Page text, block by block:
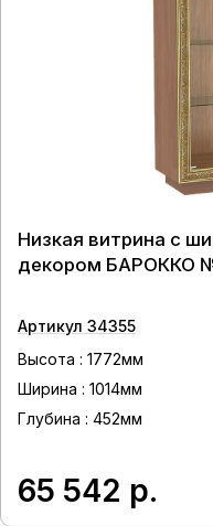
Низкая витрина с
декором БАРОККО
Артикул 34355
Высота : 1772мм
Ширина : 1014мм
Глубина : 452мм
65 542 р.